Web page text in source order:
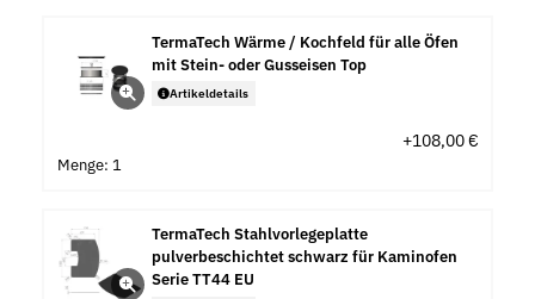
TermaTech Wärme / Kochfeld für alle Öfen
mit Stein- oder Gusseisen Top
Artikeldetails
+108,00 €
Menge: 1
TermaTech Stahlvorlegeplatte
pulverbeschichtet schwarz für Kaminofen
Serie TT44 EU